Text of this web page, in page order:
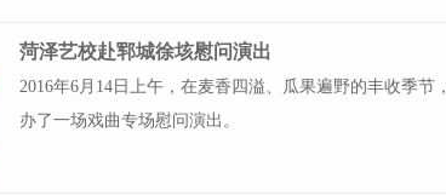
菏泽艺校赴郓城徐垓慰问演出
2016年6月14日上午，在麦香四溢、瓜果遍野的丰收季
办了一场戏曲专场慰问演出。